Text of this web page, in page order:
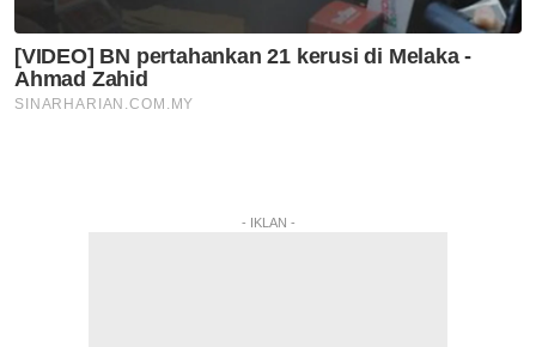
- IKLAN -